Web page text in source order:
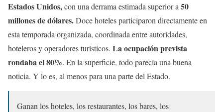
Estados Unidos,con una derrama estimada superior a 50
millones de dólares.Doce hoteles participaron directamente en
esta temporada organizada, coordinada entre autoridades,
hoteleros y operadores turísticos. La ocupación prevista
rondaba el 80%. En la superficie, todo parecía una buena
noticia. Y lo es, al menos para una parte del Estado.
Ganan los hoteles, los restaurantes, los bares, los